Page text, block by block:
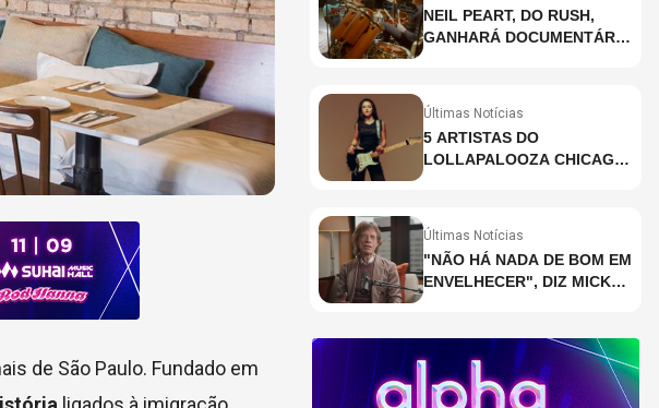
de São Paulo. Fundado em
NEIL PEART, DO RUSH,
GANHARÁ DOCUMENTÁRIO
SMITH, STEWART
CAREY
Últimas Notícias
5 ARTISTAS DO
LOLLAPALOOZA CHICAGO
Últimas Notícias
"NÃO HÁ NADA DE BOM EM
ENVELHECER", DIZ MICK